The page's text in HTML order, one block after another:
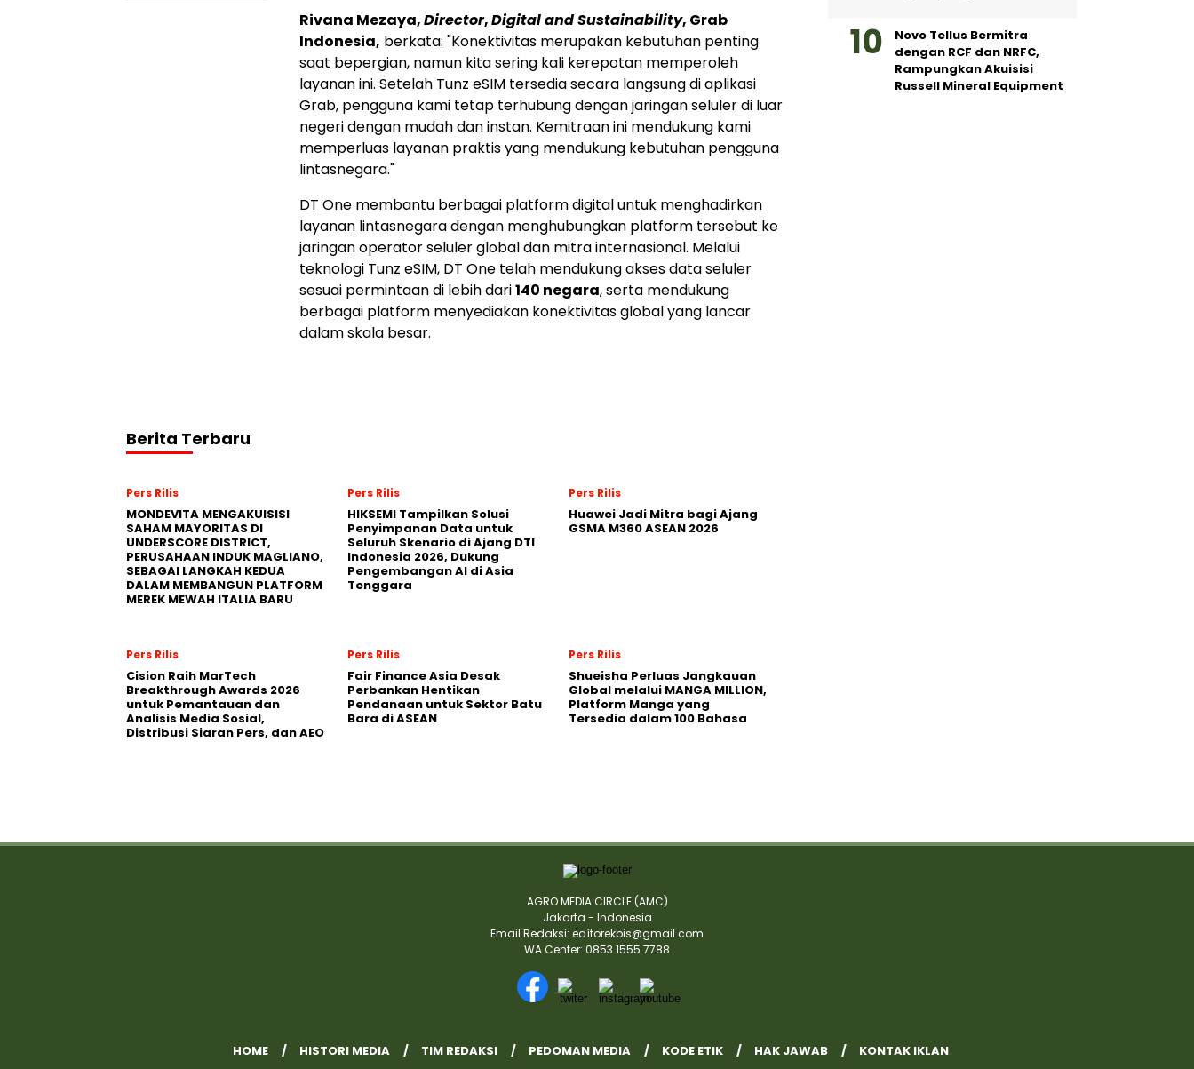
Rivana Mezaya,Director,Digital and Sustainability, Grab
Indonesia, berkata: "Konektivitas merupakan kebutuhan penting
saat bepergian, namun kita sering kali kerepotan memperoleh
layanan ini. Setelah Tunz eSIM tersedia secara langsung di aplikasi
Grab, pengguna kami tetap terhubung dengan jaringan seluler di luar
negeri dengan mudah dan instan. Kemitraan ini mendukung kami
memperluas layanan praktis yang mendukung kebutuhan pengguna
lintasnegara."
DT One membantu berbagai platform digital untuk menghadirkan
layanan lintasnegara dengan menghubungkan platform tersebut ke
jaringan operator seluler global dan mitra internasional. Melalui
teknologi Tunz eSIM, DT One telah mendukung akses data seluler
sesuai permintaan di lebih dari140 negara, serta mendukung
berbagai platform menyediakan konektivitas global yang lancar
dalam skala besar.
Berita Terbaru
Pers Rilis
MONDEVITA MENGAKUISISI
SAHAM MAYORITAS DI
UNDERSCORE DISTRICT,
PERUSAHAAN INDUK MAGLIANO,
SEBAGAI LANGKAH KEDUA
DALAM MEMBANGUN PLATFORM
MEREK MEWAH ITALIA BARU
Pers Rilis
HIKSEMI Tampilkan Solusi
Penyimpanan Data untuk
Seluruh Skenario di Ajang DTI
Indonesia 2026, Dukung
Pengembangan AI di Asia
Tenggara
Pers Rilis
Huawei Jadi Mitra bagi Ajang
GSMA M360 ASEAN 2026
Pers Rilis
Cision Raih MarTech
Breakthrough Awards 2026
untuk Pemantauan dan
Analisis Media Sosial,
Distribusi Siaran Pers, dan AEO
Pers Rilis
Fair Finance Asia Desak
Perbankan Hentikan
Pendanaan untuk Sektor Batu
Bara di ASEAN
Pers Rilis
Shueisha Perluas Jangkauan
Global melalui MANGA MILLION,
Platform Manga yang
Tersedia dalam 100 Bahasa
Novo Tellus Bermitra
dengan RCF dan NRFC,
Rampungkan Akuisisi
Russell Mineral Equipment
AGRO MEDIA CIRCLE (AMC)
Jakarta - Indonesia
Email Redaksi: edìtorekbis@gmail.com
WA Center: 0853 1555 7788
HOME HISTORI MEDIA TIM REDAKSI PEDOMAN MEDIA KODE ETIK HAK JAWAB KONTAK IKLAN